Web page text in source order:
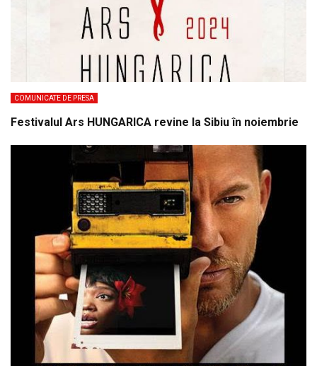
COMUNICATE DE PRESA
Festivalul Ars HUNGARICA revine la Sibiu în noiembrie